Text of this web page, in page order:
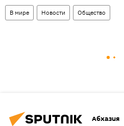
В мире Новости Общество
Абхазия